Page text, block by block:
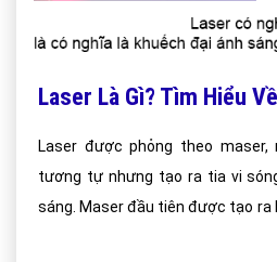
Laser Là Gì? Tìm Hiểu
Laser được phỏng theo
tương tự nhưng tạo ra tia vi
sáng. Maser đầu tiên được tạo ra